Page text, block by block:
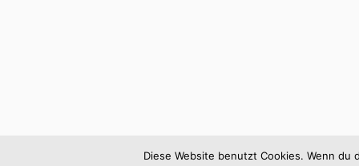
Diese Website benutzt Cookies. Wenn